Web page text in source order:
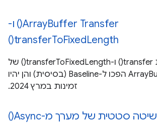
ArrayBuffer Transfer() ו-
transferToFixedLength()
השיטות transfer() ו-transferToFixedLength() של
ArrayBuffer הפכו ל-Baseline (בסיסית) והן יהיו
זמינות במרץ 2024.
שיטה סטטית של מערך מ-Async()